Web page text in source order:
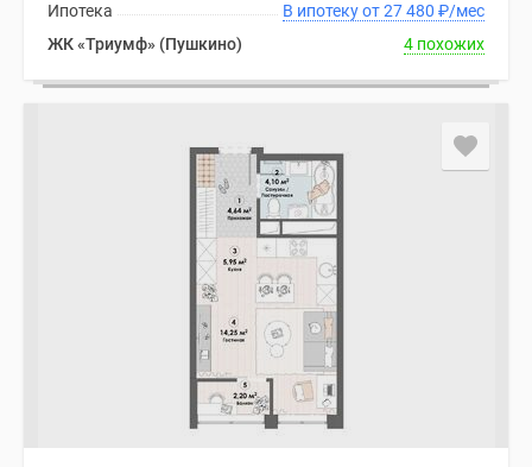
В ипотеку от 27 480 ₽/мес
Ипотека
ЖК «Триумф» (Пушкино)
4 похожих